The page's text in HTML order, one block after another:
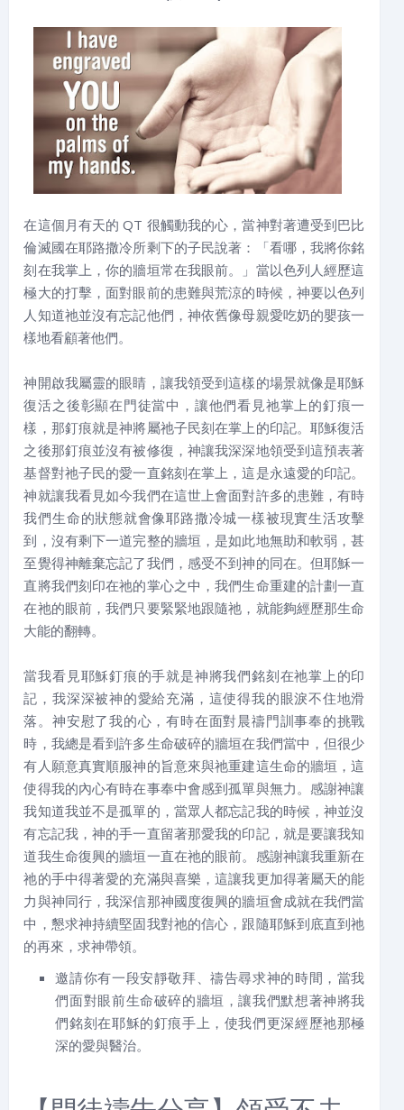
在這個月有天的 QT 很觸動我的心，當神對著遭受到巴比
倫滅國在耶路撒冷所剩下的子民說著：「看哪，我將你銘
刻在我掌上，你的牆垣常在我眼前。」當以色列人經歷這
極大的打擊，面對眼前的患難與荒涼的時候，神要以色列
人知道祂並沒有忘記他們，神依舊像母親愛吃奶的嬰孩一
樣地看顧著他們。
神開啟我屬靈的眼睛，讓我領受到這樣的場景就像是耶穌
復活之後彰顯在門徒當中，讓他們看見祂掌上的釘痕一
樣，那釘痕就是神將屬祂子民刻在掌上的印記。耶穌復活
之後那釘痕並沒有被修復，神讓我深深地領受到這預表著
基督對祂子民的愛一直銘刻在掌上，這是永遠愛的印記。
神就讓我看見如今我們在這世上會面對許多的患難，有時
我們生命的狀態就會像耶路撒冷城一樣被現實生活攻擊
到，沒有剩下一道完整的牆垣，是如此地無助和軟弱，甚
至覺得神離棄忘記了我們，感受不到神的同在。但耶穌一
直將我們刻印在祂的掌心之中，我們生命重建的計劃一直
在祂的眼前，我們只要緊緊地跟隨祂，就能夠經歷那生命
大能的翻轉。
當我看見耶穌釘痕的手就是神將我們銘刻在祂掌上的印
記，我深深被神的愛給充滿，這使得我的眼淚不住地滑
落。神安慰了我的心，有時在面對晨禱門訓事奉的挑戰
時，我總是看到許多生命破碎的牆垣在我們當中，但很少
有人願意真實順服神的旨意來與祂重建這生命的牆垣，這
使得我的內心有時在事奉中會感到孤單與無力。感謝神讓
我知道我並不是孤單的，當眾人都忘記我的時候，神並沒
有忘記我，神的手一直留著那愛我的印記，就是要讓我知
道我生命復興的牆垣一直在祂的眼前。感謝神讓我重新在
祂的手中得著愛的充滿與喜樂，這讓我更加得著屬天的能
力與神同行，我深信那神國度復興的牆垣會成就在我們當
中，懇求神持續堅固我對祂的信心，跟隨耶穌到底直到祂
的再來，求神帶領。
邀請你有一段安靜敬拜、禱告尋求神的時間，當我
們面對眼前生命破碎的牆垣，讓我們默想著神將我
們銘刻在耶穌的釘痕手上，使我們更深經歷祂那極
深的愛與醫治。